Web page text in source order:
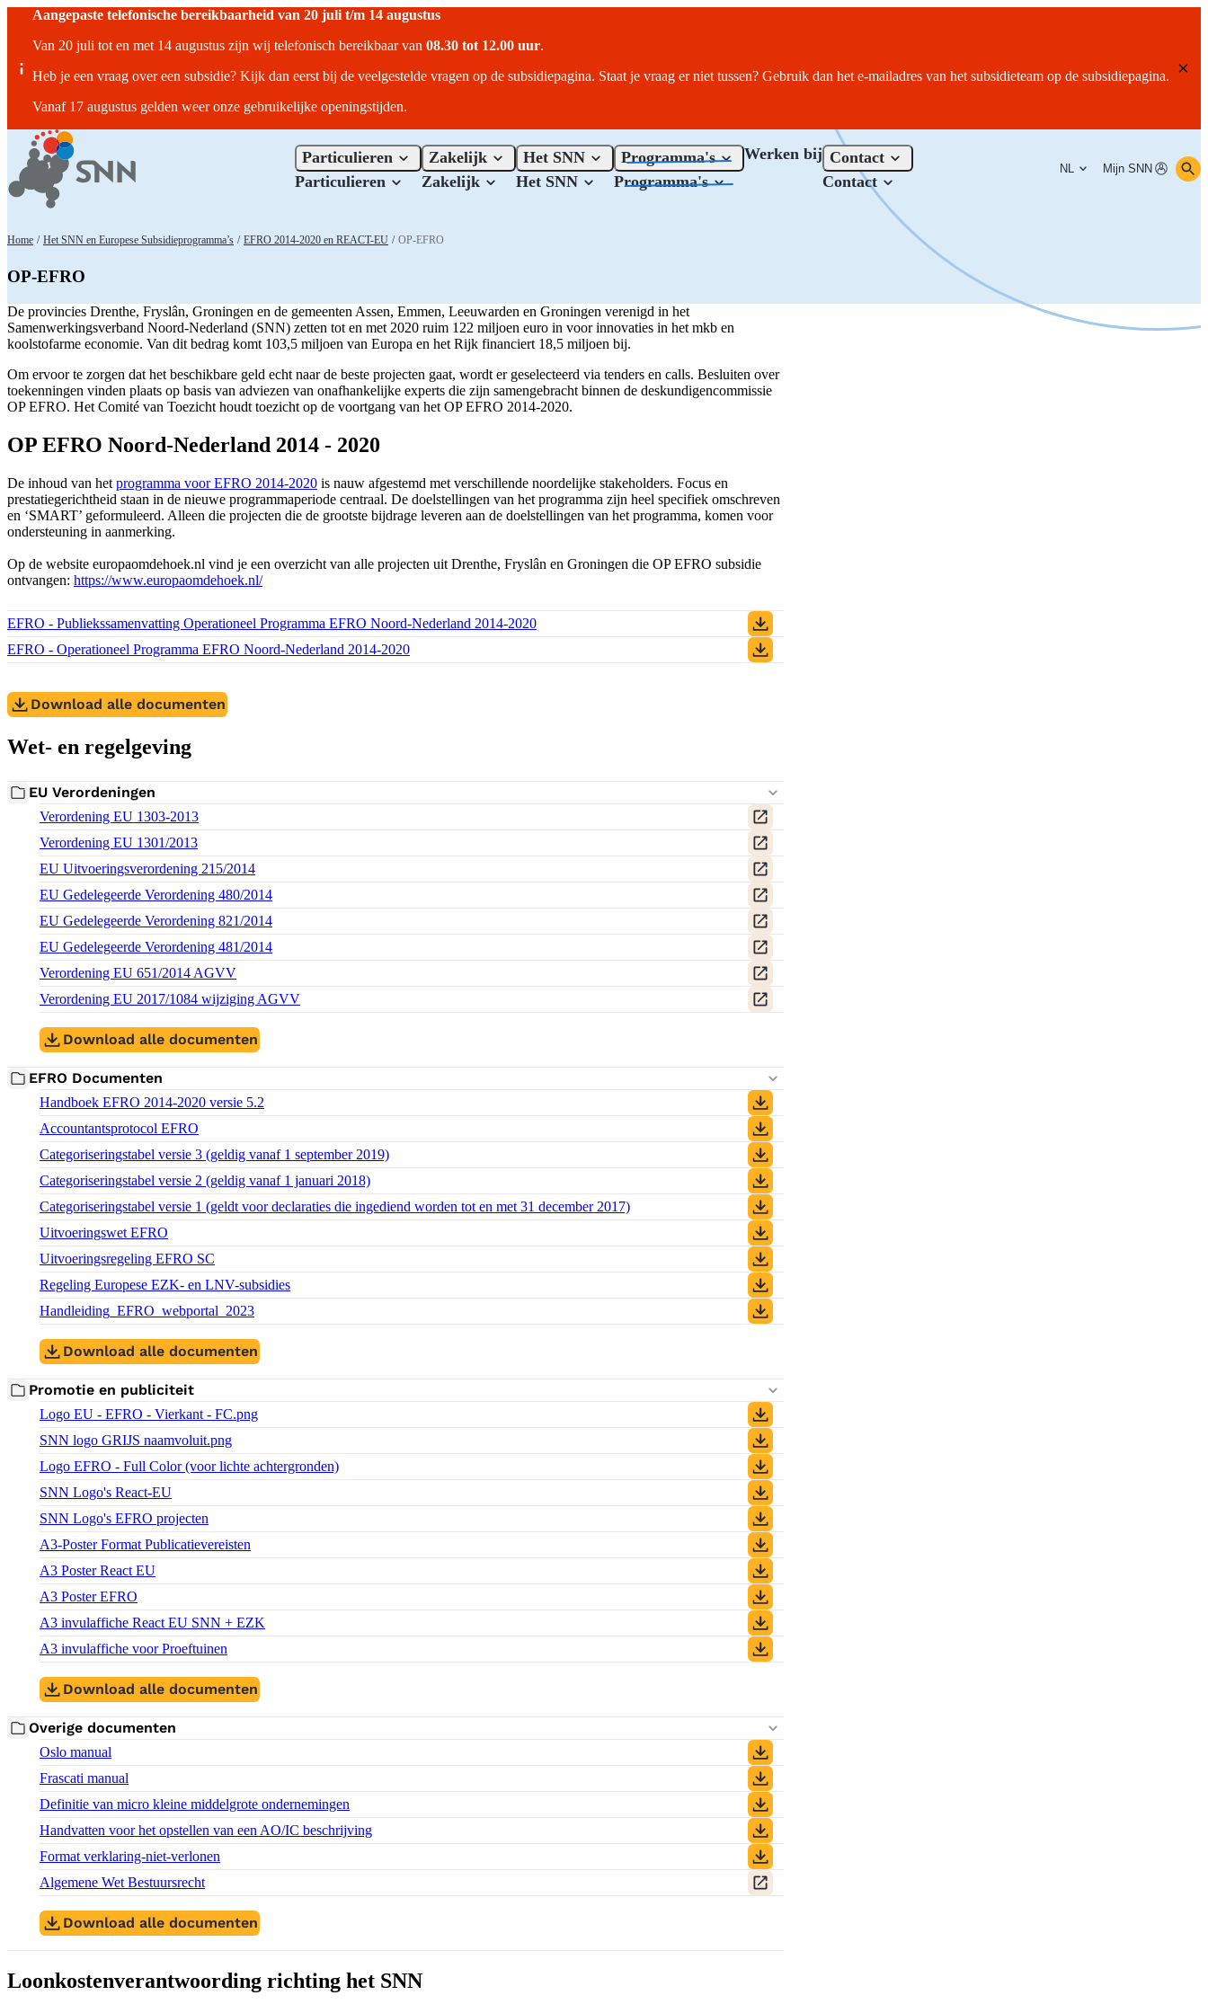
Aangepaste telefonische bereikbaarheid van 20 juli t/m 14 augustus
Van 20 juli tot en met 14 augustus zijn wij telefonisch bereikbaar van 08.30 tot 12.00 uur.
Heb je een vraag over een subsidie? Kijk dan eerst bij de veelgestelde vragen op de subsidiepagina. Staat je vraag er niet tussen? Gebruik dan het e-mailadres van het subsidieteam op de subsidiepagina.
Vanaf 17 augustus gelden weer onze gebruikelijke openingstijden.
Particulieren
Particulieren
Zakelijk
Zakelijk
Het SNN
Het SNN
Programma's
Programma's
Werken bij Contact
Contact
NL Mijn SNN
Home / Het SNN en Europese Subsidieprogramma’s / EFRO 2014-2020 en REACT-EU / OP-EFRO
OP-EFRO
De provincies Drenthe, Fryslân, Groningen en de gemeenten Assen, Emmen, Leeuwarden en Groningen verenigd in het
Samenwerkingsverband Noord-Nederland (SNN) zetten tot en met 2020 ruim 122 miljoen euro in voor innovaties in het mkb en
koolstofarme economie. Van dit bedrag komt 103,5 miljoen van Europa en het Rijk financiert 18,5 miljoen bij.
Om ervoor te zorgen dat het beschikbare geld echt naar de beste projecten gaat, wordt er geselecteerd via tenders en calls. Besluiten over
toekenningen vinden plaats op basis van adviezen van onafhankelijke experts die zijn samengebracht binnen de deskundigencommissie
OP EFRO. Het Comité van Toezicht houdt toezicht op de voortgang van het OP EFRO 2014-2020.
OP EFRO Noord-Nederland 2014 - 2020
De inhoud van het programma voor EFRO 2014-2020 is nauw afgestemd met verschillende noordelijke stakeholders. Focus en
prestatiegerichtheid staan in de nieuwe programmaperiode centraal. De doelstellingen van het programma zijn heel specifiek omschreven
en ‘SMART’ geformuleerd. Alleen die projecten die de grootste bijdrage leveren aan de doelstellingen van het programma, komen voor
ondersteuning in aanmerking.
Op de website europaomdehoek.nl vind je een overzicht van alle projecten uit Drenthe, Fryslân en Groningen die OP EFRO subsidie
ontvangen: https://www.europaomdehoek.nl/
Download bestand:
EFRO - Publiekssamenvatting Operationeel Programma EFRO Noord-Nederland 2014-2020
Download bestand:
EFRO - Operationeel Programma EFRO Noord-Nederland 2014-2020
Download alle documenten
Wet- en regelgeving
EU Verordeningen
Verordening EU 1303-2013
Verordening EU 1301/2013
EU Uitvoeringsverordening 215/2014
EU Gedelegeerde Verordening 480/2014
EU Gedelegeerde Verordening 821/2014
EU Gedelegeerde Verordening 481/2014
Verordening EU 651/2014 AGVV
Verordening EU 2017/1084 wijziging AGVV
Download alle documenten
EFRO Documenten
Download bestand:
Handboek EFRO 2014-2020 versie 5.2
Download bestand:
Accountantsprotocol EFRO
Download bestand:
Categoriseringstabel versie 3 (geldig vanaf 1 september 2019)
Download bestand:
Categoriseringstabel versie 2 (geldig vanaf 1 januari 2018)
Download bestand:
Categoriseringstabel versie 1 (geldt voor declaraties die ingediend worden tot en met 31 december 2017)
Download bestand:
Uitvoeringswet EFRO
Download bestand:
Uitvoeringsregeling EFRO SC
Download bestand:
Regeling Europese EZK- en LNV-subsidies
Download bestand:
Handleiding_EFRO_webportal_2023
Download alle documenten
Promotie en publiciteit
Download bestand:
Logo EU - EFRO - Vierkant - FC.png
Download bestand:
SNN logo GRIJS naamvoluit.png
Download bestand:
Logo EFRO - Full Color (voor lichte achtergronden)
Download bestand:
SNN Logo's React-EU
Download bestand:
SNN Logo's EFRO projecten
Download bestand:
A3-Poster Format Publicatievereisten
Download bestand:
A3 Poster React EU
Download bestand:
A3 Poster EFRO
Download bestand:
A3 invulaffiche React EU SNN + EZK
Download bestand:
A3 invulaffiche voor Proeftuinen
Download alle documenten
Overige documenten
Download bestand:
Oslo manual
Download bestand:
Frascati manual
Download bestand:
Definitie van micro kleine middelgrote ondernemingen
Download bestand:
Handvatten voor het opstellen van een AO/IC beschrijving
Download bestand:
Format verklaring-niet-verlonen
Algemene Wet Bestuursrecht
Download alle documenten
Loonkostenverantwoording richting het SNN